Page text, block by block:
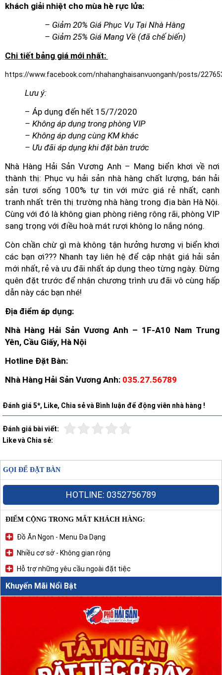
khách giải nhiệt cho mùa hè rực lửa:
– Giảm 20% Giá Phục Vụ Tại Nhà Hàng
– Giảm 25% Giá Mang Về (đã chế biến)
Chi tiết bảng giá mới nhất:
https://www.facebook.com/nhahanghaisanvuonganh/posts/
Lưu ý:
– Áp dụng đến hết 15/7/2020
– Không áp dụng trong phòng VIP
– Không áp dụng cùng KM khác
– Ưu đãi áp dụng khi đặt bàn trước
Nhà Hàng Hải Sản Vương Anh – Mang biển khơi về nơi
thành thị: Phục vụ hải sản nhà hàng chất lượng, bán hải
sản tươi sống 100% tự tin với mức giá rẻ nhất, cạnh
tranh nhất trên thị trường nhà hàng trong địa bàn Hà Nội.
Cùng với đó là không gian phòng riêng rộng rãi, phòng VIP
sang trọng với điều hoà mát rượi không lo nắng nóng.
Còn chần chừ gì mà không tận hưởng hương vị biển khơi
các bạn ơi??? Nhanh tay liên hệ để cập nhật giá hải sản
mới nhất, rẻ và ưu đãi nhất áp dụng theo từng ngày. Đừng
quên đặt trước để nhận chương trình ưu đãi vô cùng hấp
dẫn này các bạn nhé!
Địa điểm áp dụng:
Nhà Hàng Hải Sản Vương Anh – 1F-A10 Nam Trung
Yên, Cầu Giấy, Hà Nội
Hotline Đặt Bàn:
Nhà Hàng Hải Sản Vương Anh: 035.27.56789
Đánh giá 5*, Like, Chia sẻ và Bình luận để động viên nhà hàng !
Đánh giá bài viết:
Like và Chia sẻ:
GỌI ĐỂ ĐẶT BÀN
HOTLINE: 0352756789
ĐIỂM CỘNG TRONG MẮT KHÁCH HÀNG:
Đồ Ăn Ngon - Menu Đa Dạng
Nhiều cơ sở - Không gian rộng
Hỗ trợ những yêu cầu ngoài đặt tiệc
Khuyến Mãi Nổi Bật